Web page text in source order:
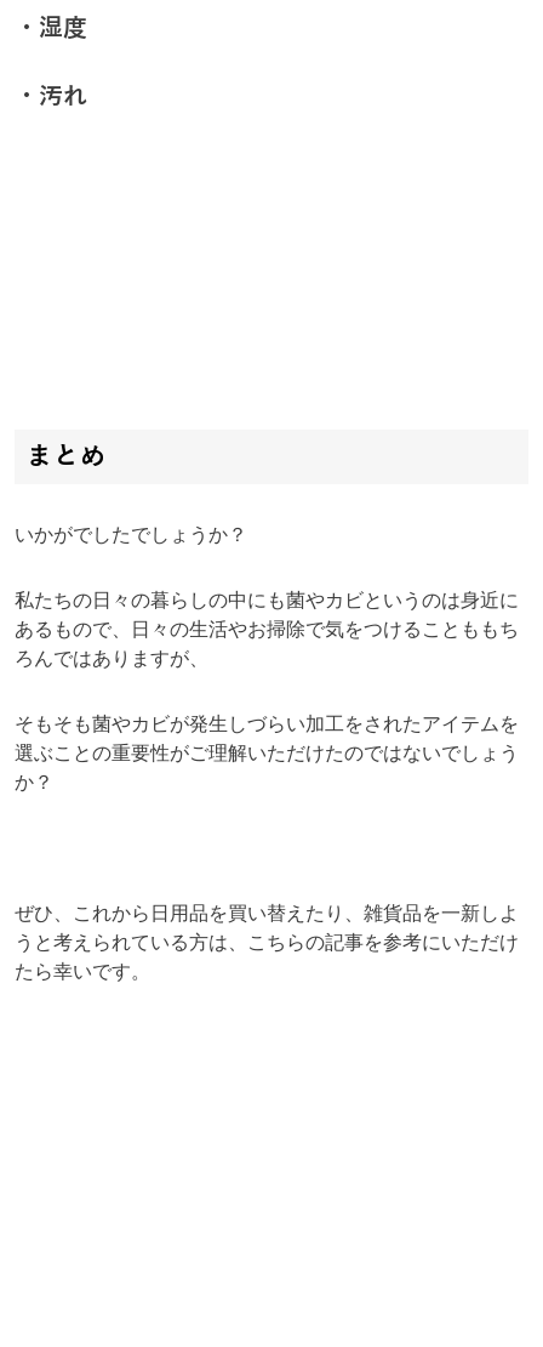
・湿度
・汚れ
まとめ
いかがでしたでしょうか？
私たちの日々の暮らしの中にも菌やカビというのは身近に
あるもので、日々の生活やお掃除で気をつけることももち
ろんではありますが、
そもそも菌やカビが発生しづらい加工をされたアイテムを
選ぶことの重要性がご理解いただけたのではないでしょう
か？
ぜひ、これから日用品を買い替えたり、雑貨品を一新しよ
うと考えられている方は、こちらの記事を参考にいただけ
たら幸いです。